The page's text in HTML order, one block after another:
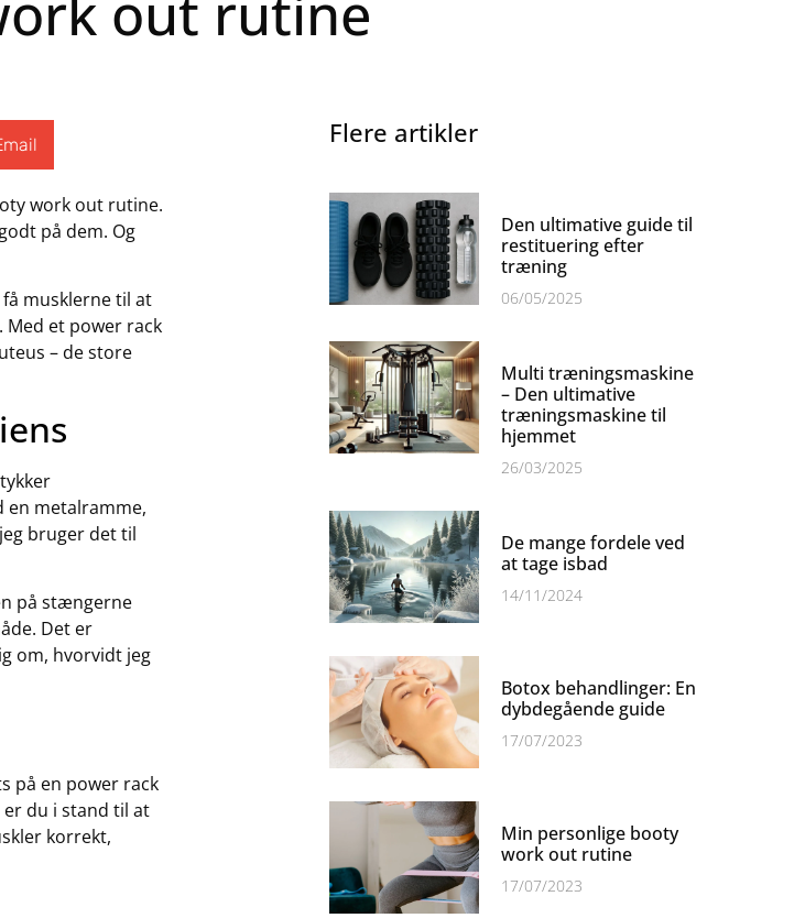
work out rutine.
på dem. Og
musklerne til at
. Med et power rack
– de store
en metalramme,
bruger det til
på stængerne
Det er
om, hvorvidt jeg
på en power rack
du i stand til at
korrekt,
Flere artikler
Den ultimative guide til
restituering efter
træning
06/05/2025
Multi træningsmaskine
– Den ultimative
træningsmaskine til
hjemmet
26/03/2025
De mange fordele ved
at tage isbad
14/11/2024
Botox behandlinger: En
dybdegående guide
17/07/2023
Min personlige booty
work out rutine
17/07/2023